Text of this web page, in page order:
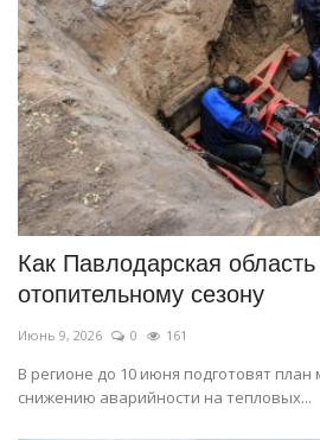
Как Павлодарская область
отопительному сезону
Июнь 9, 2026 0 161
В регионе до 10 июня подготовят
снижению аварийности на тепловых...